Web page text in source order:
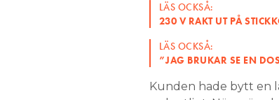
LÄS OCKSÅ:
230 V RAKT UT PÅ
LÄS OCKSÅ:
”JAG BRUKAR SE EN
Kunden hade bytt en